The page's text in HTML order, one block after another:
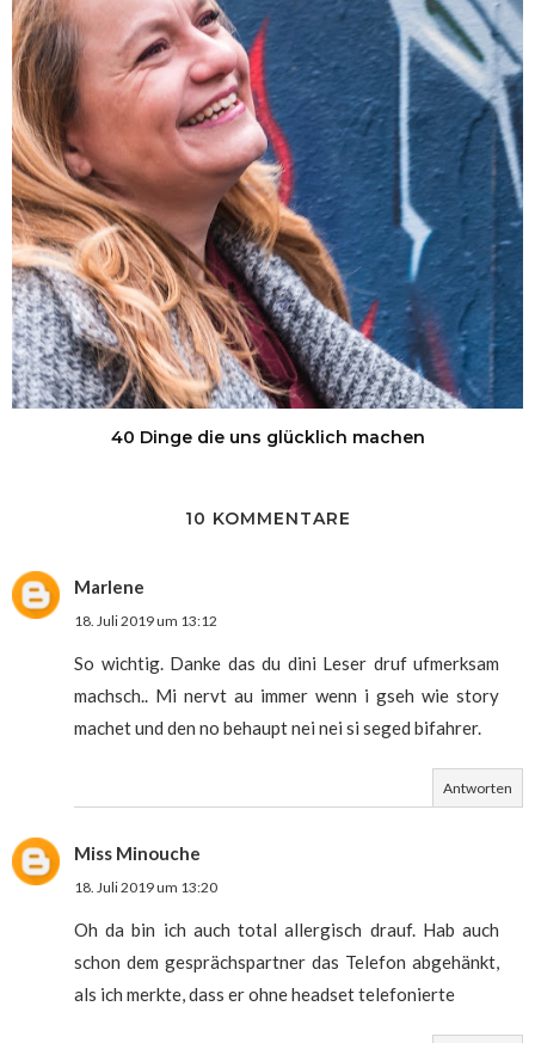
40 Dinge die uns glücklich machen
10 KOMMENTARE
Marlene
18. Juli 2019 um 13:12
So wichtig. Danke das du dini Leser druf ufmerksam
machsch.. Mi nervt au immer wenn i gseh wie story
machet und den no behaupt nei nei si seged bifahrer.
Antworten
Miss Minouche
18. Juli 2019 um 13:20
Oh da bin ich auch total allergisch drauf. Hab auch
schon dem gesprächspartner das Telefon abgehänkt,
als ich merkte, dass er ohne headset telefonierte